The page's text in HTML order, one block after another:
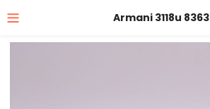
Armani 3118u 8363